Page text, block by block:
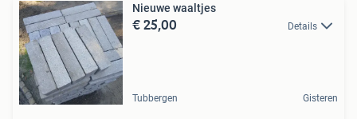
Nieuwe waaltjes
€ 25,00 Details
Tubbergen Gisteren